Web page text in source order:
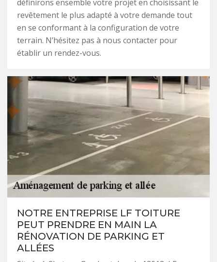
définirons ensemble votre projet en choisissant le
revêtement le plus adapté à votre demande tout
en se conformant à la configuration de votre
terrain. N’hésitez pas à nous contacter pour
établir un rendez-vous.
NOTRE ENTREPRISE LF TOITURE
PEUT PRENDRE EN MAIN LA
RÉNOVATION DE PARKING ET
ALLÉES